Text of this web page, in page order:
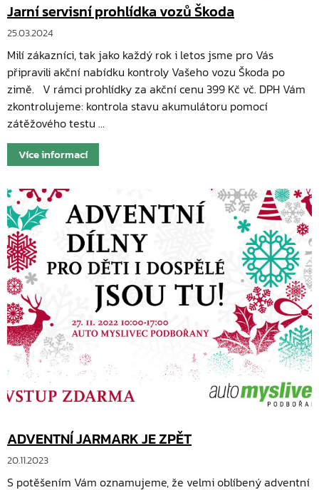
Jarní servisní prohlídka vozů Škoda
25.03.2024
Milí zákazníci, tak jako každý rok i letos jsme pro Vás
připravili akční nabídku kontroly Vašeho vozu Škoda po
zimě. V rámci prohlídky za akční cenu 399 Kč vč. DPH Vám
zkontrolujeme: kontrola stavu akumulátoru pomocí
zátěžového testu …
Více informací
ADVENTNÍ JARMARK JE ZPĚT
20.11.2023
S potěšením Vám oznamujeme, že velmi oblíbený adventní